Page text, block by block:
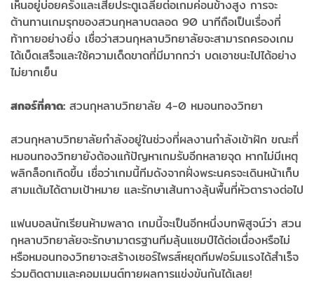
เห็นอยู่บ่อยครั้งและเสียประตูเฉลี่ยต่อเกมค่อนข้างสูง การจะ
ต้านทานเกมรุกของสวนกุหลาบตลอด 90 นาทีถือเป็นเรื่องที่
ท้าทายอย่างยิ่ง เชื่อว่าสวนกุหลาบวิทยาลัยจะสามารถครองเกม
ได้เบ็ดเสร็จและใช้ความเด็ดขาดที่มีมากกว่า บดเอาชนะไปได้อย่าง
ไม่ยากเย็น
สกอร์ที่คาด: สวนกุหลาบวิทยาลัย 4-0 หมอนทองวิทยา
สวนกุหลาบวิทยาลัยกำลังอยู่ในช่วงที่ผลงานกำลังเข้าฝัก ขณะที่
หมอนทองวิทยายังต้องแก้ปัญหาเกมรับอีกหลายจุด หากไม่มีเหตุ
พลิกล็อกเกิดขึ้น เชื่อว่าเกมนี้ทีมดังจากฝั่งพระนครจะเดินหน้าเก็บ
สามแต้มได้ตามเป้าหมาย และรักษาเส้นทางลุ้นพื้นที่หัวตารางต่อไป
แฟนบอลนักเรียนห้ามพลาด เกมนี้จะเป็นอีกหนึ่งบทพิสูจน์ว่า สวน
กุหลาบวิทยาลัยจะรักษามาตรฐานทีมลุ้นแชมป์ได้ต่อเนื่องหรือไม่
หรือหมอนทองวิทยาจะสร้างเซอร์ไพรส์หยุดทีมฟอร์มแรงได้สำเร็จ
ร่วมติดตามและคอมเมนต์ทายผลการแข่งขันกันได้เลย!